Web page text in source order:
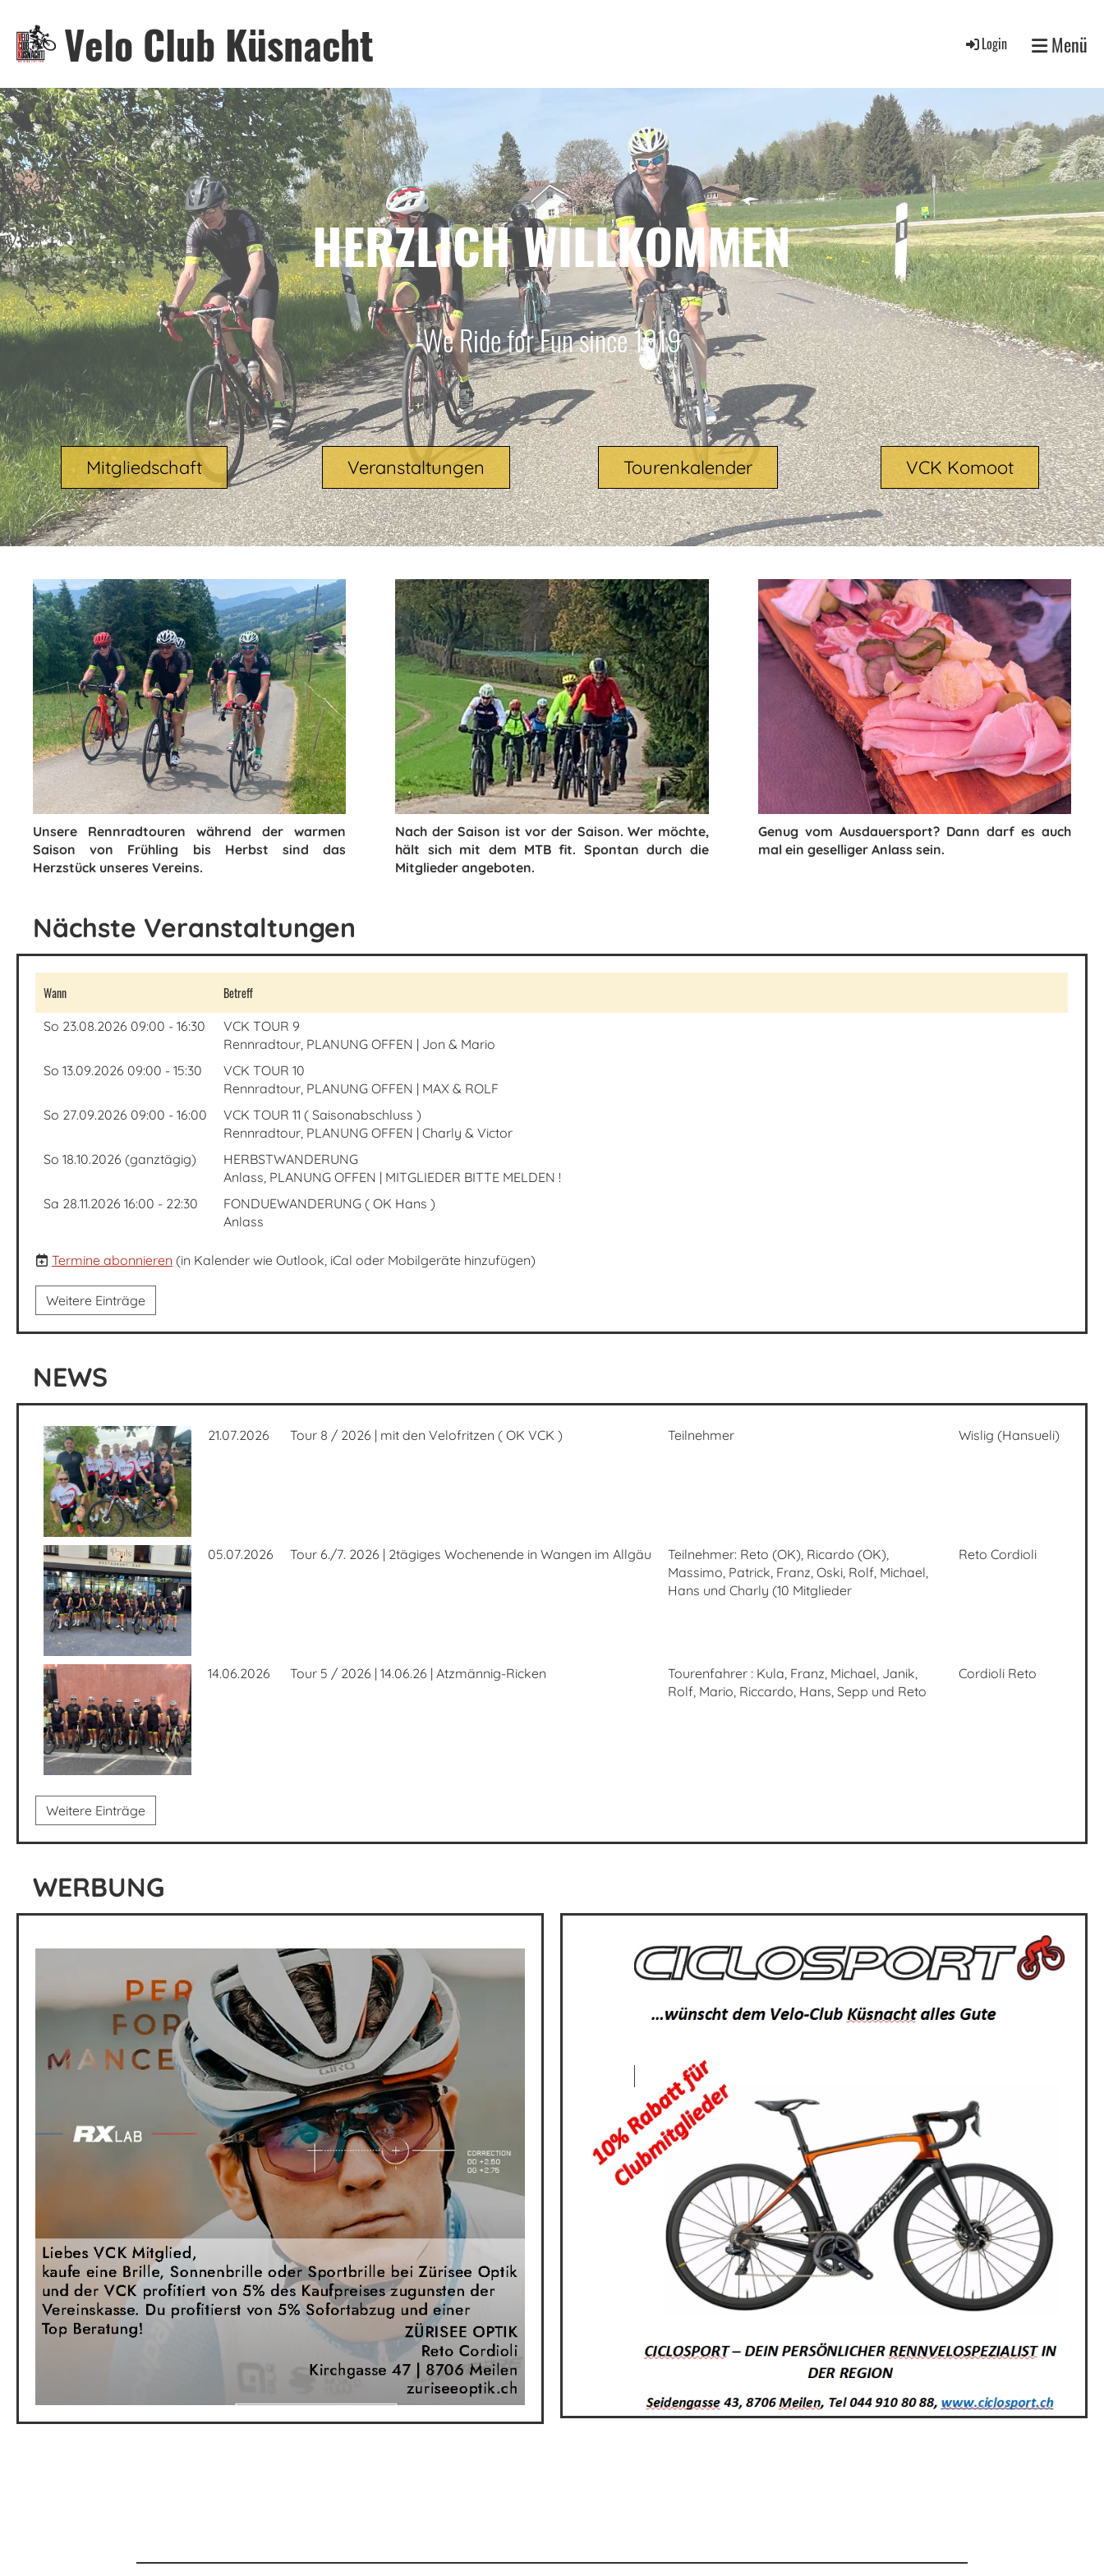
Velo Club Küsnacht Login Menü
HERZLICH WILLKOMMEN
We Ride for Fun since 1919
Mitgliedschaft Veranstaltungen Tourenkalender VCK Komoot
Unsere Rennradtouren während der warmen
Saison von Frühling bis Herbst sind das
Herzstück unseres Vereins.
Nach der Saison ist vor der Saison. Wer möchte,
hält sich mit dem MTB fit. Spontan durch die
Mitglieder angeboten.
Genug vom Ausdauersport? Dann darf es auch
mal ein geselliger Anlass sein.
Nächste Veranstaltungen
Wann Betreff
So 23.08.2026 09:00 - 16:30
VCK TOUR 9
Rennradtour, PLANUNG OFFEN | Jon & Mario
So 13.09.2026 09:00 - 15:30
VCK TOUR 10
Rennradtour, PLANUNG OFFEN | MAX & ROLF
So 27.09.2026 09:00 - 16:00
VCK TOUR 11 ( Saisonabschluss )
Rennradtour, PLANUNG OFFEN | Charly & Victor
So 18.10.2026 (ganztägig)
HERBSTWANDERUNG
Anlass, PLANUNG OFFEN | MITGLIEDER BITTE MELDEN !
Sa 28.11.2026 16:00 - 22:30
FONDUEWANDERUNG ( OK Hans )
Anlass
Termine abonnieren (in Kalender wie Outlook, iCal oder Mobilgeräte hinzufügen)
Weitere Einträge
NEWS
21.07.2026 Tour 8 / 2026 | mit den Velofritzen ( OK VCK ) Teilnehmer Wislig (Hansueli)
05.07.2026 Tour 6./7. 2026 | 2tägiges Wochenende in Wangen im Allgäu
Teilnehmer: Reto (OK), Ricardo (OK),
Massimo, Patrick, Franz, Oski, Rolf, Michael,
Hans und Charly (10 Mitglieder
Reto Cordioli
14.06.2026 Tour 5 / 2026 | 14.06.26 | Atzmännig-Ricken
Tourenfahrer : Kula, Franz, Michael, Janik,
Rolf, Mario, Riccardo, Hans, Sepp und Reto
Cordioli Reto
Weitere Einträge
WERBUNG